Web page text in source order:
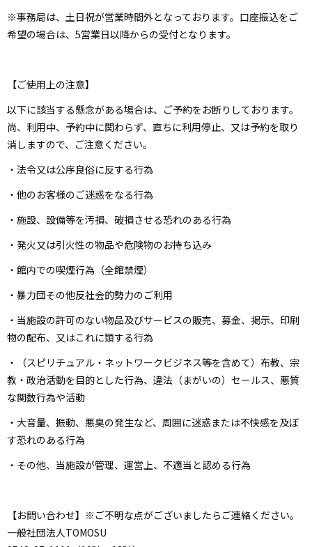
※事務局は、土日祝が営業時間外となっております。口座振込をご
希望の場合は、5営業日以降からの受付となります。
【ご使用上の注意】
以下に該当する懸念がある場合は、ご予約をお断りしております。
尚、利用中、予約中に関わらず、直ちに利用停止、又は予約を取り
消しますので、ご注意ください。
・法令又は公序良俗に反する行為
・他のお客様のご迷惑をなる行為
・施設、設備等を汚損、破損させる恐れのある行為
・発火又は引火性の物品や危険物のお持ち込み
・館内での喫煙行為（全館禁煙）
・暴力団その他反社会的勢力のご利用
・当施設の許可のない物品及びサービスの販売、募金、掲示、印刷
物の配布、又はこれに類する行為
・（スピリチュアル・ネットワークビジネス等を含めて）布教、宗
教・政治活動を目的とした行為、違法（まがいの）セールス、悪質
な関数行為や活動
・大音量、振動、悪臭の発生など、周囲に迷惑または不快感を及ぼ
す恐れのある行為
・その他、当施設が管理、運営上、不適当と認める行為
【お問い合わせ】※ご不明な点がございましたらご連絡ください。
一般社団法人TOMOSU